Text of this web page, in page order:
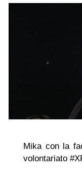
Mika con la
volontariato